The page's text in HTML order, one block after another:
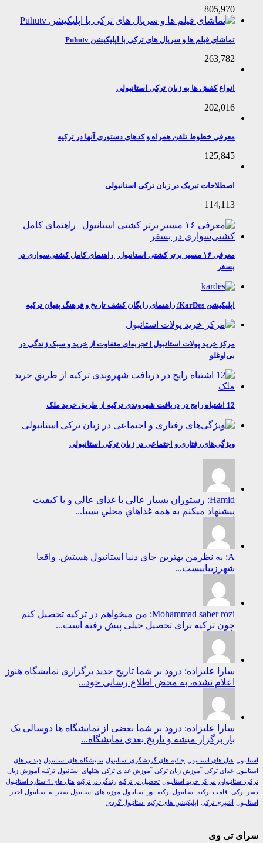
805,970
تماشای فیلم ها و سریال های ترکی با اپلیکیشن Puhutv
263,782
انواع کفش ها به زبان ترکی استانبولی
202,016
معرفی خطوط تلفن همراه و کدهای دستوری آنها در ترکیه
125,845
اصطلاحات تبریک در زبان ترکی استانبولی
114,113
معرفی ۱۶ مسیر برتر کشتی استانبول | راهنمای کامل کشتی‌سواری در
اپلیکیشن KarDes؛ راهنمای رایگان کشف تاریخ و فرهنگ پنهان ترکیه
مرکز خرید پولات استانبول | تجربه‌ای متفاوت از خرید و سبک زندگی در
بی‌اوغلو
ویژگی‌های رفتاری و اجتماعی در زبان ترکی استانبولی
Hamid: رستوران بسيار عالي با غذاي عالي و با كيفيت
پيشنهاد ميكنم به همه غذاهاي محلي بسيا...
A: به نظرمن بهترین جای دنیا استانبول هستش. واقعا
شهرزیباییست...
Mohammad saber rozi: من میخواهم در ترکیه تحصیل کنم
چون ترکیه برای تحصیل خیلی پیش رفته است...
سارا علیزاده: درود بر شما تاریخ جدید برگزاری نمایشگاه هنوز
اعلام نشده، به محض اطلاع رسانی خود...
سارا علیزاده: درود بر شما بعضی از نمایشگاه ها دوسالی یک
بار برگزار میشه و تاریخ بعدی نمایشگاه...
هتل های استانبول جاذبه های گردشگری استانبول نمایشگاه های استانبول دیدنی های
غذای ترکی آموزش زبان ترکی آموزش غذای ترکی هتلهای استانبول ترکیه
آموزش زبان
مراکز خرید استانبول تحصیل در ترکیه زندگی در ترکیه
هتل های 4 ستاره استانبول
اقامت ترکیه استانبول ترکیه تور استانبول موزه های استانبول سفر به استانبول اخبار
آشپزی ترکی اپلیکیشن های ترکیه استانبول گردی
تی وی